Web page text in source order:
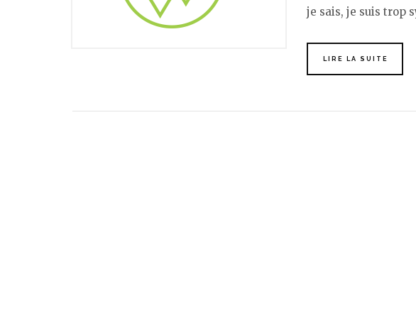
je sais, je suis trop
LIRE LA SUITE